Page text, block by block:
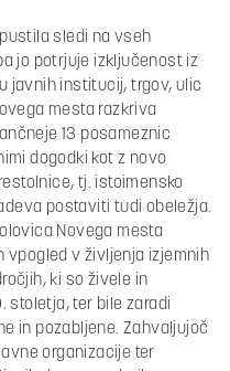
sledi na vseh
jo potrjuje izključenost iz
javnih institucij, trgov, ulic
mesta razkriva
13 posameznic
dogodki kot z novo
tj. istoimensko
postaviti tudi obeležja.
Novega mesta
vpogled v življenja izjemnih
ki so živele in
stoletja, ter bile zaradi
in pozabljene. Zahvaljujoč
organizacije ter